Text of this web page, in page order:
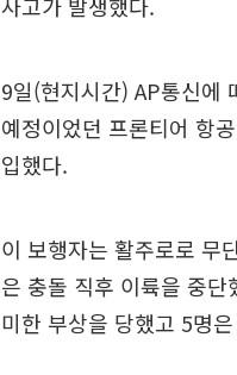
9일(현지시간) AP통신에
예정이었던 프론티어 항
입했다.
이 보행자는 활주로로 무
은 충돌 직후 이륙을 중
미한 부상을 당했고 5명